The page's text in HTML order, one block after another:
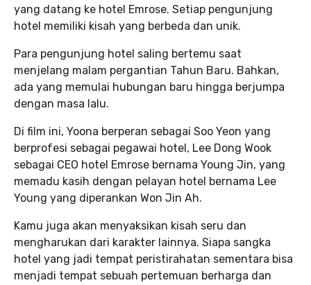
yang datang ke hotel Emrose. Setiap pengunjung
hotel memiliki kisah yang berbeda dan unik.
Para pengunjung hotel saling bertemu saat
menjelang malam pergantian Tahun Baru. Bahkan,
ada yang memulai hubungan baru hingga berjumpa
dengan masa lalu.
Di film ini, Yoona berperan sebagai Soo Yeon yang
berprofesi sebagai pegawai hotel, Lee Dong Wook
sebagai CEO hotel Emrose bernama Young Jin, yang
memadu kasih dengan pelayan hotel bernama Lee
Young yang diperankan Won Jin Ah.
Kamu juga akan menyaksikan kisah seru dan
mengharukan dari karakter lainnya. Siapa sangka
hotel yang jadi tempat peristirahatan sementara bisa
menjadi tempat sebuah pertemuan berharga dan